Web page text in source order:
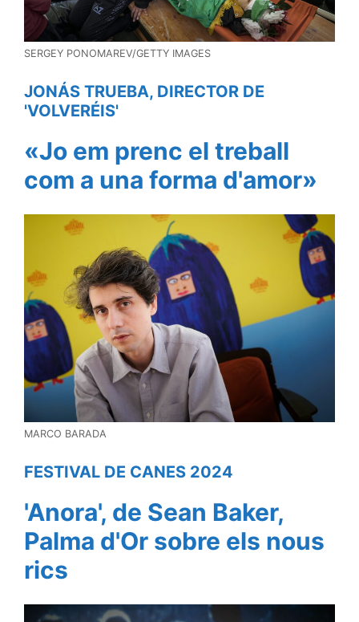
SERGEY PONOMAREV/GETTY IMAGES
JONÁS TRUEBA, DIRECTOR DE
'VOLVERÉIS'
«Jo em prenc el treball
com a una forma d'amor»
MARCO BARADA
FESTIVAL DE CANES 2024
'Anora', de Sean Baker,
Palma d'Or sobre els nous
rics